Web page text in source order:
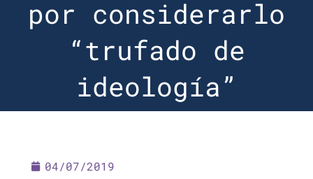
por considerarlo
“trufado de
ideología”
04/07/2019